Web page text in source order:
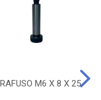
M6 X 8 X 25